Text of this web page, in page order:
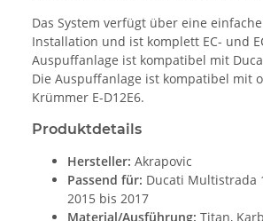
Das System verfügt über eine
Installation und ist komplett EC- und
Auspuffanlage ist kompatibel mit
Die Auspuffanlage ist kompatibel mit
Krümmer E-D12E6.
Produktdetails
Hersteller: Akrapovic
Passend für: Ducati Multistrada
2015 bis 2017
Material/Ausführung: Titan,